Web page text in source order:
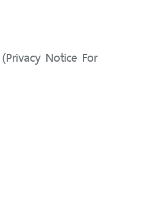
Notice For